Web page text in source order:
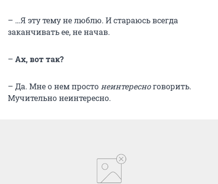
– …Я эту тему не люблю. И стараюсь всегда
заканчивать ее, не начав.
– Ах, вот так?
– Да. Мне о нем просто неинтересноговорить.
Мучительно неинтересно.